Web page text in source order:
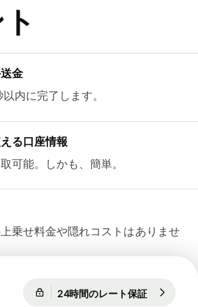
金
内に完了します。
る口座情報
可能。しかも、簡単。
乗せ料金や隠れコストはありませ
24時間のレート保証